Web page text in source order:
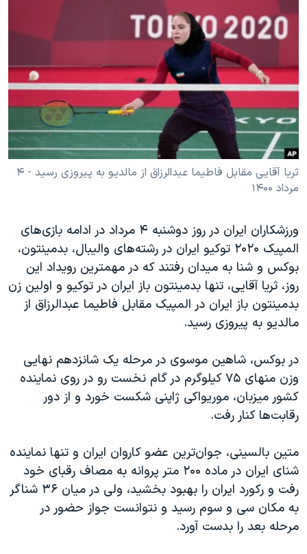
فرهنگ و زندگی
حقوق شهروندی
اقتصادی
علم و فناوری
اسرائیل در جنگ
گالری عکس
آرشیو پخش زنده
مستندها
انتخابات ریاست جمهوری آمریکا ۲۰۲۴
حمله جمهوری اسلامی به اسرائیل
رمز مهسا
ورزش زنان در ایران
اعتراضات زن، زندگی، آزادی
مجموعه مستندهای دادخواهی
تریبونال مردمی آبان ۹۸
چهل سال گروگان‌گیری
قانون شفافیت دارائی کادر رهبری ایران
اعتراضات مردمی آبان ۹۸
اسرائیل در جنگ
نرگس محمدی برنده جایزه نوبل صلح
همایش محافظه‌کاران آمریکا «سی‌پک»
صفحه‌های ویژه
سفر پرزیدنت ترامپ به چین
دنبال کنید
زبانهای مختلف
ثریا آقایی مقابل فاطیما عبدالرزاق از مالدیو به پیروزی رسید - ۴
مرداد ۱۴۰۰
ورزشکاران ایران در روز دوشنبه ۴ مرداد در ادامه بازی‌های
المپیک ۲۰۲۰ توکیو ایران در رشته‌های والیبال، بدمینتون،
بوکس و شنا به میدان رفتند که در مهمترین رویداد این‌
روز، ثریا آقایی، تنها بدمینتون باز ایران در توکیو و اولین زن
بدمینتون باز ایران در المپیک مقابل فاطیما عبدالرزاق از
مالدیو به پیروزی رسید.
در بوکس، شاهین موسوی در مرحله یک شانزدهم نهایی
وزن منهای ۷۵ کیلوگرم در گام نخست رو در روی نماینده
کشور میزبان، موریواکی ژاپنی شکست خورد و از دور
رقابت‌ها کنار رفت.
متین بالسینی، جوان‌ترین عضو کاروان ایران و تنها نماینده
شنای ایران در ماده ۲۰۰ متر پروانه به مصاف رقبای خود
رفت و رکورد ایران را بهبود بخشید،‌ ولی در میان ۳۶ شناگر
به مکان سی و سوم‌ رسید ‌و نتوانست جواز حضور در
مرحله بعد را بدست آورد.